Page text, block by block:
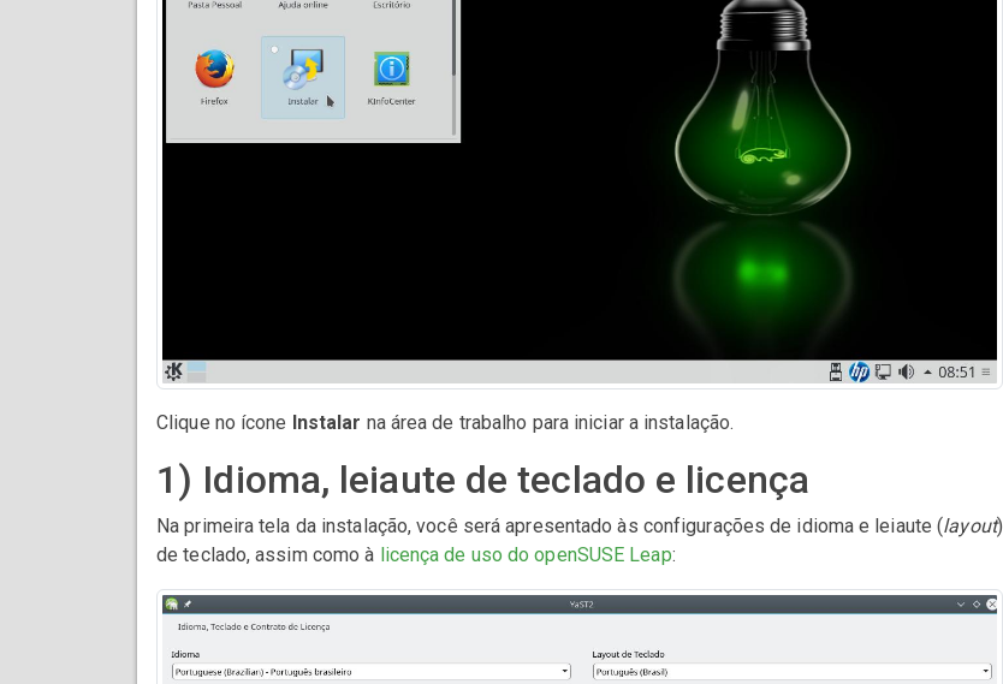
Clique no ícone Instalar na área de trabalho para iniciar a instalação.
1) Idioma, leiaute de teclado e licença
Na primeira tela da instalação, você será apresentado às configurações de idioma e leiaute (layout)
de teclado, assim como à licença de uso do openSUSE Leap: